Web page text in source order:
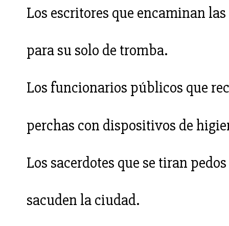
Los escritores que encaminan
para su solo de tromba.
Los funcionarios públicos que
perchas con dispositivos de
Los sacerdotes que se tiran
sacuden la ciudad.